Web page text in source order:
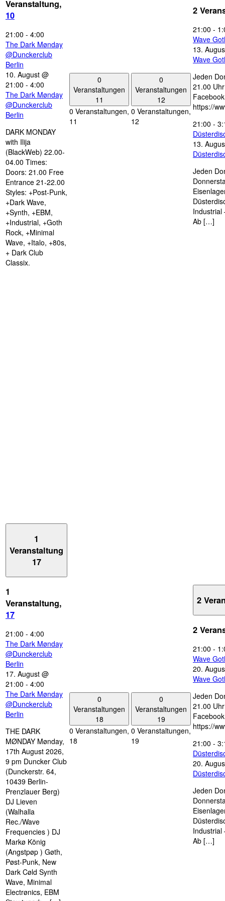
Veranstaltung,
10
21:00 - 4:00
The Dark Mønday
@Dunckerclub
Berlin
10. August @
21:00 - 4:00
The Dark Mønday
@Dunckerclub
Berlin
DARK MONDAY
with Ilija
(BlackWeb) 22.00-
04.00 Times:
Doors: 21.00 Free
Entrance 21-22.00
Styles: +Post-Punk,
+Dark Wave,
+Synth, +EBM,
+Industrial, +Goth
Rock, +Minimal
Wave, +Italo, +80s,
+ Dark Club
Classix.
0
Veranstaltungen
11
0 Veranstaltungen,
11
0
Veranstaltungen
12
0 Veranstaltungen,
12
2
21:00 -
Wave
13.
Wave
Jeden
21.00
https://
21:00 -
13.
Jeden
Industrial
Ab […]
1
Veranstaltung
17
1
Veranstaltung,
17
21:00 - 4:00
The Dark Mønday
@Dunckerclub
Berlin
17. August @
21:00 - 4:00
The Dark Mønday
@Dunckerclub
Berlin
THE DARK
MØNDAY Mønday,
17th August 2026,
9 pm Duncker Club
(Dunckerstr. 64,
10439 Berlin-
Prenzlauer Berg)
DJ Lieven
(Walhalla
Rec./Wave
Frequencies ) DJ
Markø König
(Angstpøp ) Gøth,
Pøst-Punk, New
Dark Cøld Synth
Wave, Minimal
Electrønics, EBM
0
Veranstaltungen
18
0 Veranstaltungen,
18
0
Veranstaltungen
19
0 Veranstaltungen,
19
2
2
21:00 -
Wave
20.
Wave
Jeden
21.00
https://
21:00 -
20.
Jeden
Industrial
Ab […]